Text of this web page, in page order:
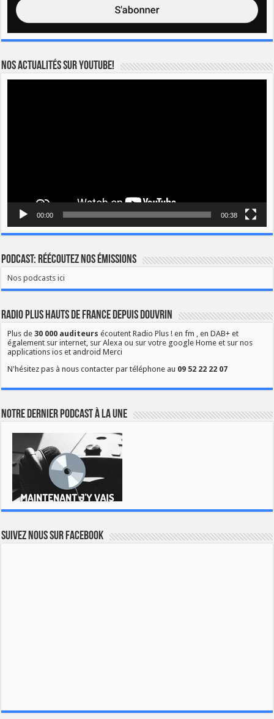
Nos actualités sur YOUTUBE!
00:00 00:38
Podcast: Réécoutez nos émissions
Nos podcasts ici
Radio Plus Hauts de France depuis Douvrin
Plus de30 000 auditeurs écoutent Radio Plus ! en fm , en DAB+ et
également sur internet, sur Alexa ou sur votre google Home et sur nos
applications ios et android Merci
N'hésitez pas à nous contacter par téléphone au 09 52 22 22 07
Notre dernier podcast à la une
Suivez nous sur Facebook